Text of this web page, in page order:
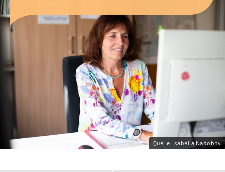
Karriere
Sozialdienste & Zuweisende
Leichte Sprache
Gebärdensprache
Quelle:Isabella Nadobny